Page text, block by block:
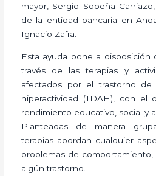
mayor, Sergio Sopeña
de la entidad bancaria en
Ignacio Zafra.
Esta ayuda pone a disposición
través de las terapias y
afectados por el trastorno
hiperactividad (TDAH), con el
rendimiento educativo, social y
Planteadas de manera
terapias abordan cualquier
problemas de
algún trastorno.